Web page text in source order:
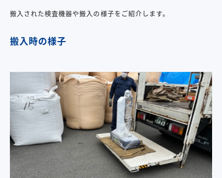
搬入された検査機器や搬入の様子をご紹介します。
搬入時の様子